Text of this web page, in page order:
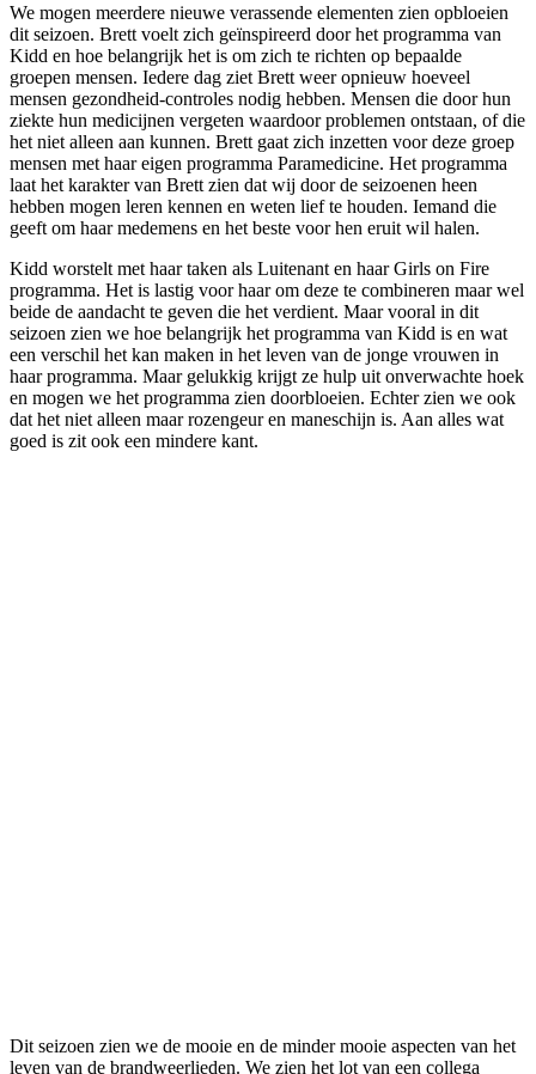
We mogen meerdere nieuwe verassende elementen zien opbloeien
dit seizoen. Brett voelt zich geïnspireerd door het programma van
Kidd en hoe belangrijk het is om zich te richten op bepaalde
groepen mensen. Iedere dag ziet Brett weer opnieuw hoeveel
mensen gezondheid-controles nodig hebben. Mensen die door hun
ziekte hun medicijnen vergeten waardoor problemen ontstaan, of die
het niet alleen aan kunnen. Brett gaat zich inzetten voor deze groep
mensen met haar eigen programma Paramedicine. Het programma
laat het karakter van Brett zien dat wij door de seizoenen heen
hebben mogen leren kennen en weten lief te houden. Iemand die
geeft om haar medemens en het beste voor hen eruit wil halen.
Kidd worstelt met haar taken als Luitenant en haar Girls on Fire
programma. Het is lastig voor haar om deze te combineren maar wel
beide de aandacht te geven die het verdient. Maar vooral in dit
seizoen zien we hoe belangrijk het programma van Kidd is en wat
een verschil het kan maken in het leven van de jonge vrouwen in
haar programma. Maar gelukkig krijgt ze hulp uit onverwachte hoek
en mogen we het programma zien doorbloeien. Echter zien we ook
dat het niet alleen maar rozengeur en maneschijn is. Aan alles wat
goed is zit ook een mindere kant.
Dit seizoen zien we de mooie en de minder mooie aspecten van het
leven van de brandweerlieden. We zien het lot van een collega